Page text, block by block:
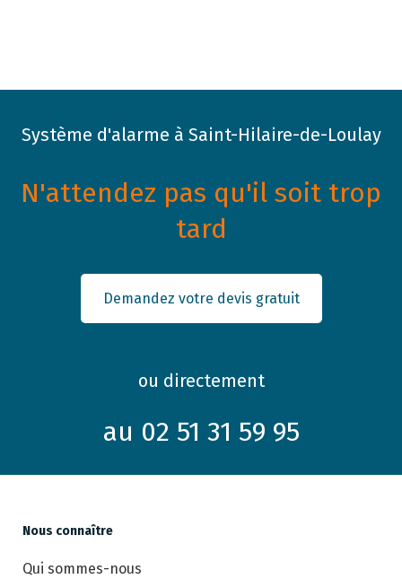
Système d'alarme à Saint-Hilaire-de-Loulay
N'attendez pas qu'il soit trop
tard
Demandez votre devis gratuit
ou directement
au 02 51 31 59 95
Nous connaître
Qui sommes-nous